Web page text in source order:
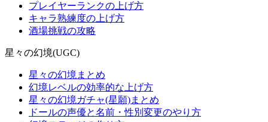
プレイヤーランクの上げ方
キャラ熟練度の上げ方
酒場挑戦の攻略
星々の幻境(UGC)
星々の幻境まとめ
幻境レベルの効率的な上げ方
星々の幻境ガチャ(星願)まとめ
ドールの声優と名前・性別変更のやり方